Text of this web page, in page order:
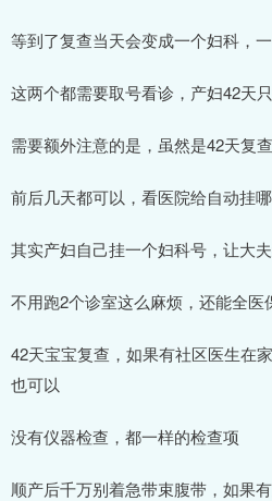
等到了复查当天会变成一个妇科，
这两个都需要取号看诊，产妇42天
需要额外注意的是，虽然是42天复
前后几天都可以，看医院给自动挂
其实产妇自己挂一个妇科号，让大
不用跑2个诊室这么麻烦，还能全医
42天宝宝复查，如果有社区医生在
也可以
没有仪器检查，都一样的检查项
顺产后千万别着急带束腹带，如果